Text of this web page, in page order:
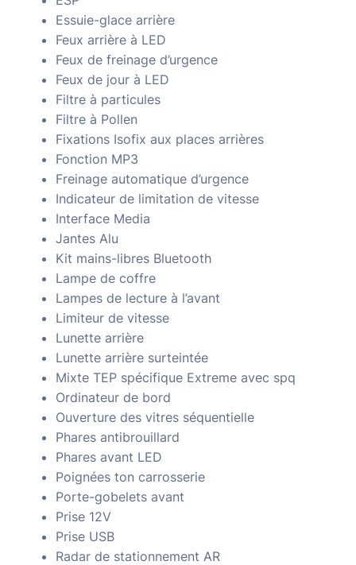
Essuie-glace arrière
Feux arrière à LED
Feux de freinage d’urgence
Feux de jour à LED
Filtre à particules
Filtre à Pollen
Fixations Isofix aux places arrières
Fonction MP3
Freinage automatique d’urgence
Indicateur de limitation de vitesse
Interface Media
Jantes Alu
Kit mains-libres Bluetooth
Lampe de coffre
Lampes de lecture à l’avant
Limiteur de vitesse
Lunette arrière
Lunette arrière surteintée
Mixte TEP spécifique Extreme avec spq
Ordinateur de bord
Ouverture des vitres séquentielle
Phares antibrouillard
Phares avant LED
Poignées ton carrosserie
Porte-gobelets avant
Prise 12V
Prise USB
Radar de stationnement AR